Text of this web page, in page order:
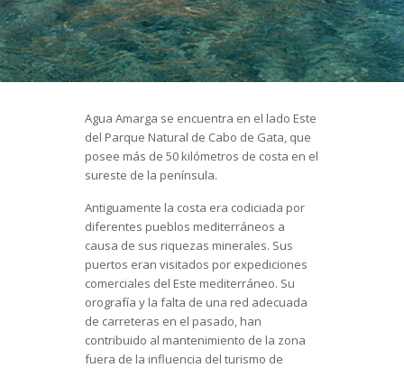
Agua Amarga se encuentra en el lado Este
del Parque Natural de Cabo de Gata, que
posee más de 50 kilómetros de costa en el
sureste de la península.
Antiguamente la costa era codiciada por
diferentes pueblos mediterráneos a
causa de sus riquezas minerales. Sus
puertos eran visitados por expediciones
comerciales del Este mediterráneo. Su
orografía y la falta de una red adecuada
de carreteras en el pasado, han
contribuido al mantenimiento de la zona
fuera de la influencia del turismo de